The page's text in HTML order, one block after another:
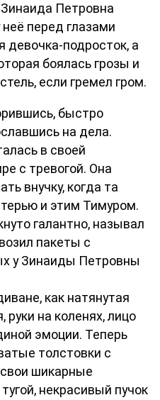
Петровна
перед глазами
девочка-подросток, а
боялась грозы и
если гремел гром.
быстро
на дела.
в своей
с тревогой. Она
внучку, когда та
и этим Тимуром.
галантно, называл
пакеты с
у Зинаиды Петровны
как натянутая
руки на коленях, лицо
эмоции. Теперь
толстовки с
шикарные
некрасивый пучок